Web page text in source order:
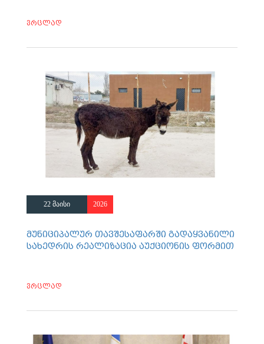
ვრცლად
22 მაისი 2026
მუნიციპალურ თავშესაფარში გადაყვანილი
სახედრის რეალიზაცია აუქციონის ფორმით
ვრცლად